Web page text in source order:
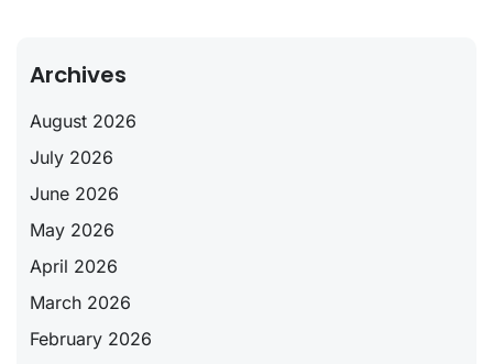
Archives
August 2026
July 2026
June 2026
May 2026
April 2026
March 2026
February 2026